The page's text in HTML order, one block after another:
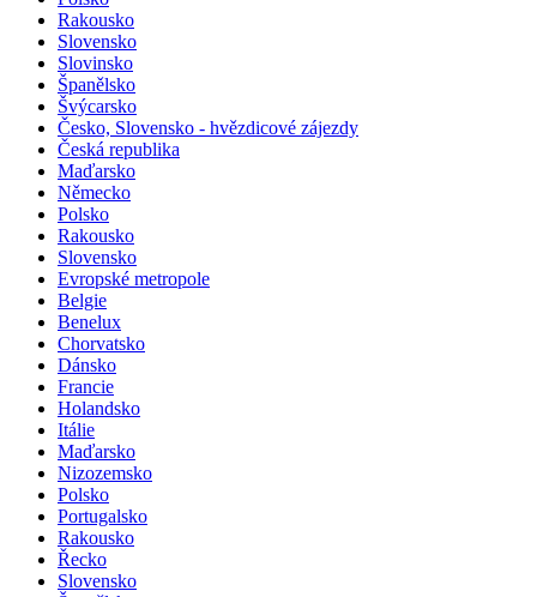
Rakousko
Slovensko
Slovinsko
Španělsko
Švýcarsko
Česko, Slovensko - hvězdicové zájezdy
Česká republika
Maďarsko
Německo
Polsko
Rakousko
Slovensko
Evropské metropole
Belgie
Benelux
Chorvatsko
Dánsko
Francie
Holandsko
Itálie
Maďarsko
Nizozemsko
Polsko
Portugalsko
Rakousko
Řecko
Slovensko